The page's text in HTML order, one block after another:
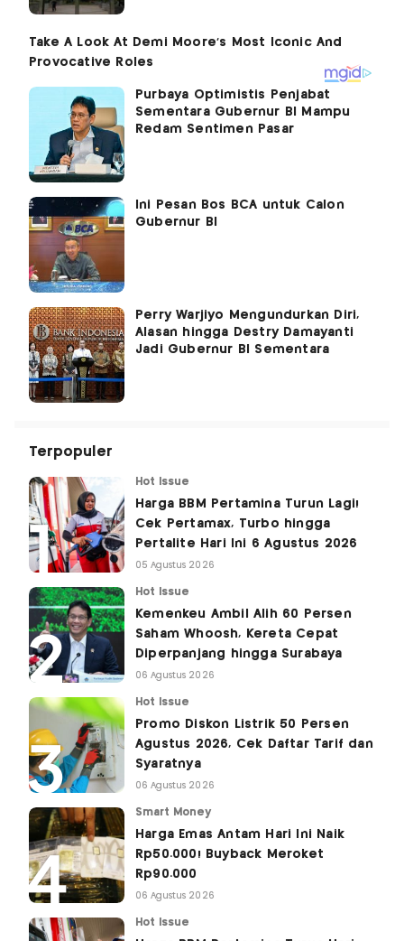
Purbaya Optimistis Penjabat
Sementara Gubernur BI Mampu
Redam Sentimen Pasar
Ini Pesan Bos BCA untuk Calon
Gubernur BI
Perry Warjiyo Mengundurkan Diri,
Alasan hingga Destry Damayanti
Jadi Gubernur BI Sementara
Terpopuler
Hot Issue
Harga BBM Pertamina Turun Lagi!
Cek Pertamax, Turbo hingga
Pertalite Hari Ini 6 Agustus 2026
05 Agustus 2026
Hot Issue
Kemenkeu Ambil Alih 60 Persen
Saham Whoosh, Kereta Cepat
Diperpanjang hingga Surabaya
06 Agustus 2026
Hot Issue
Promo Diskon Listrik 50 Persen
Agustus 2026, Cek Daftar Tarif dan
Syaratnya
06 Agustus 2026
Smart Money
Harga Emas Antam Hari Ini Naik
Rp50.000! Buyback Meroket
Rp90.000
06 Agustus 2026
Hot Issue